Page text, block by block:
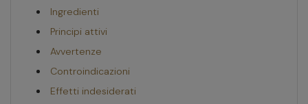
Ingredienti
Principi attivi
Avvertenze
Controindicazioni
Effetti indesiderati